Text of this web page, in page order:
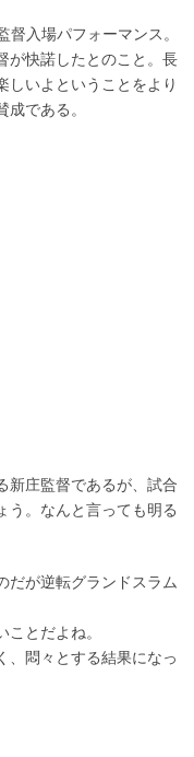
入場パフォーマンス。
が快諾したとのこと。長
しいよということをより
である。
新庄監督であるが、試合
う。なんと言っても明る
が逆転グランドスラム
とだよね。
悶々とする結果になっ